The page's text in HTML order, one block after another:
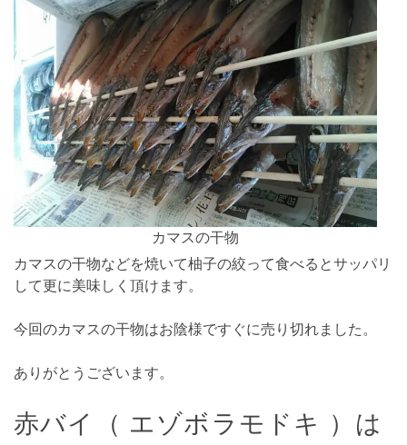
カマスの干物
カマスの干物などを焼いて柚子の絞って食べるとサッパリ
して更に美味しく頂けます。
今回のカマスの干物はお陰様ですぐに売り切れました。
ありがとうございます。
赤バイ（ エゾボラモドキ ）は